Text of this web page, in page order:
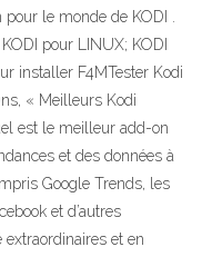
le monde de KODI .
pour LINUX; KODI
installer F4MTester Kodi
« Meilleurs Kodi
est le meilleur add-on
et des données à
Google Trends, les
et d’autres
et en